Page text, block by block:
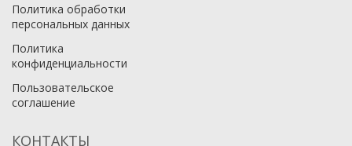
Политика обработки
персональных данных
Политика
конфиденциальности
Пользовательское
соглашение
КОНТАКТЫ